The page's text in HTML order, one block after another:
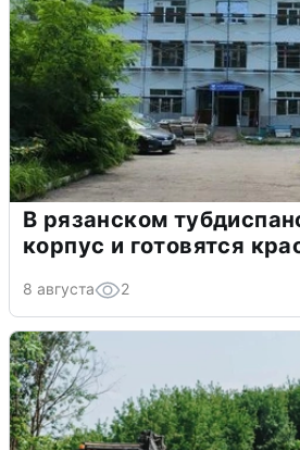
В рязанском
корпус и готовятся
8 августа 2